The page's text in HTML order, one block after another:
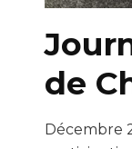
de
Décembre